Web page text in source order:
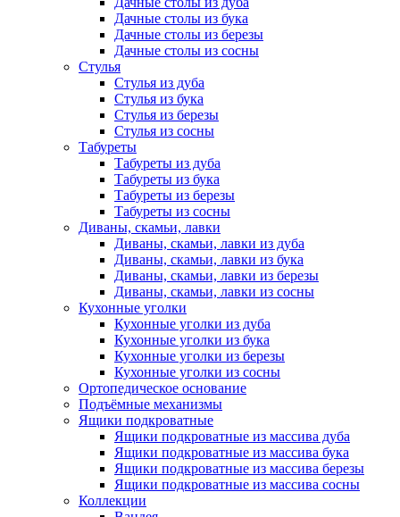
Дачные столы из бука
Дачные столы из березы
Дачные столы из сосны
Стулья
Стулья из дуба
Стулья из бука
Стулья из березы
Стулья из сосны
Табуреты
Табуреты из дуба
Табуреты из бука
Табуреты из березы
Табуреты из сосны
Диваны, скамьи, лавки
Диваны, скамьи, лавки из дуба
Диваны, скамьи, лавки из бука
Диваны, скамьи, лавки из березы
Диваны, скамьи, лавки из сосны
Кухонные уголки
Кухонные уголки из дуба
Кухонные уголки из бука
Кухонные уголки из березы
Кухонные уголки из сосны
Ортопедическое основание
Подъёмные механизмы
Ящики подкроватные
Ящики подкроватные из массива дуба
Ящики подкроватные из массива бука
Ящики подкроватные из массива березы
Ящики подкроватные из массива сосны
Коллекции